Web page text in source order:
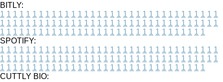
BITLY:
1 1 1 1 1 1 1 1 1 1 1 1 1 1 1 1 1 1 1 1 1 1 1 1 1 1 1 1 1 1 1 1 1 1
1 1 1 1 1 1 1 1 1 1 1 1 1 1 1 1 1 1 1 1 1 1 1 1 1 1 1 1 1 1 1 1 1 1
1 1 1 1 1 1 1 1 1 1 1 1 1 1 1 1 1 1 1 1 1 1 1 1 1 1 1 1 1 1 1 1
SPOTIFY:
1 1 1 1 1 1 1 1 1 1 1 1 1 1 1 1 1 1 1 1 1 1 1 1 1 1 1 1 1 1 1 1 1 1
1 1 1 1 1 1 1 1 1 1 1 1 1 1 1 1 1 1 1 1 1 1 1 1 1 1 1 1 1 1 1 1 1 1
1 1 1 1 1 1 1 1 1 1 1 1 1 1 1 1 1 1 1 1 1 1 1 1 1 1 1 1 1 1 1 1
CUTTLY BIO: